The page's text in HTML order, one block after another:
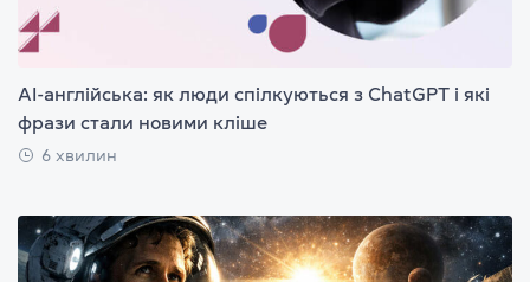
AI-англійська: як люди спілкуються з ChatGPT і які
фрази стали новими кліше
6 хвилин